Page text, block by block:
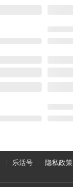
乐活号 隐私政策